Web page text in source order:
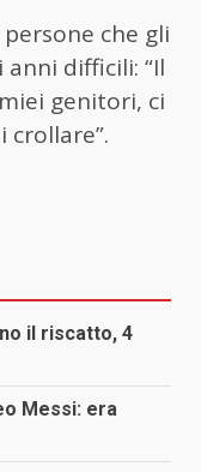
che gli
difficili: “Il
genitori, ci
crollare”.
il riscatto, 4
Messi: era